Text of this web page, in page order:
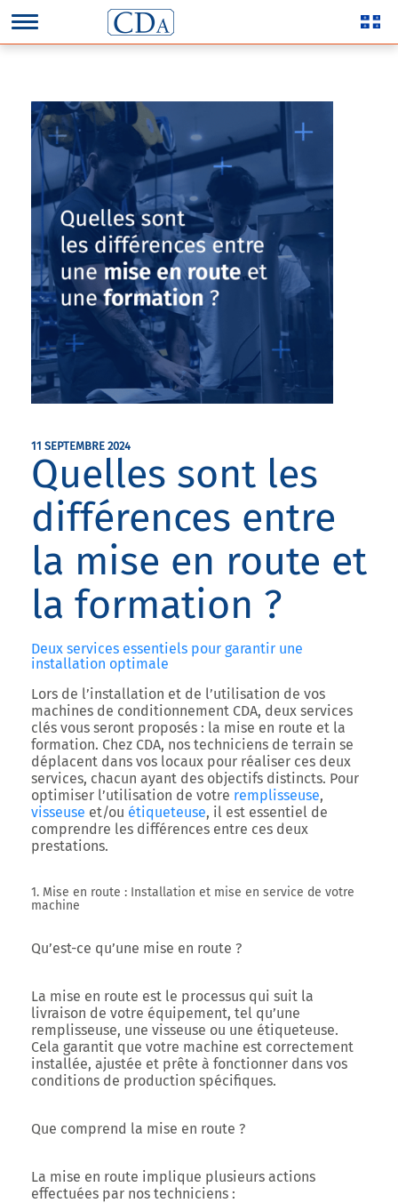
11 SEPTEMBRE 2024
Quelles sont les
différences entre
la mise en route et
la formation ?
Deux services essentiels pour garantir une
installation optimale
Lors de l’installation et de l’utilisation de vos
machines de conditionnement CDA, deux services
clés vous seront proposés : la mise en route et la
formation. Chez CDA, nos techniciens de terrain se
déplacent dans vos locaux pour réaliser ces deux
services, chacun ayant des objectifs distincts. Pour
optimiser l’utilisation de votre remplisseuse,
visseuse et/ou étiqueteuse, il est essentiel de
comprendre les différences entre ces deux
prestations.
1. Mise en route : Installation et mise en service de votre
machine
Qu’est-ce qu’une mise en route ?
La mise en route est le processus qui suit la
livraison de votre équipement, tel qu’une
remplisseuse, une visseuse ou une étiqueteuse.
Cela garantit que votre machine est correctement
installée, ajustée et prête à fonctionner dans vos
conditions de production spécifiques.
Que comprend la mise en route ?
La mise en route implique plusieurs actions
effectuées par nos techniciens :